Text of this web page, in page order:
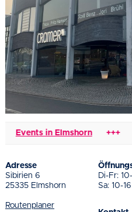
Events in Elmshorn +++
Adresse
Sibirien 6
25335 Elmshorn
Routenplaner
Di-Fr:
Sa: 10-